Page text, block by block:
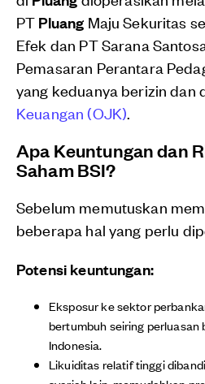
PT Pluang Maju Sekuritas
Efek dan PT Sarana
Pemasaran Perantara
yang keduanya berizin dan
Keuangan (OJK)
Apa Keuntungan dan
Saham BSI?
Sebelum memutuskan
beberapa hal yang perlu
Potensi keuntungan:
Eksposur ke sektor
bertumbuh seiring perluasan
Indonesia.
Likuiditas relatif tinggi